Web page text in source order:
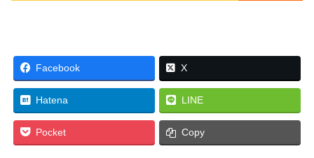
Facebook X
Hatena LINE
Pocket Copy